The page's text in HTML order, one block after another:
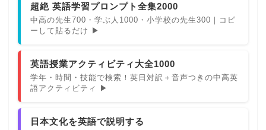
超絶 英語学習プロンプト全集2000
中高の先生700・学ぶ人1000・小学校の先生300｜コピ
ーして貼るだけ ▶
英語授業アクティビティ大全1000
学年・時間・技能で検索！英日対訳＋音声つきの中高英
語アクティビティ ▶
日本文化を英語で説明する